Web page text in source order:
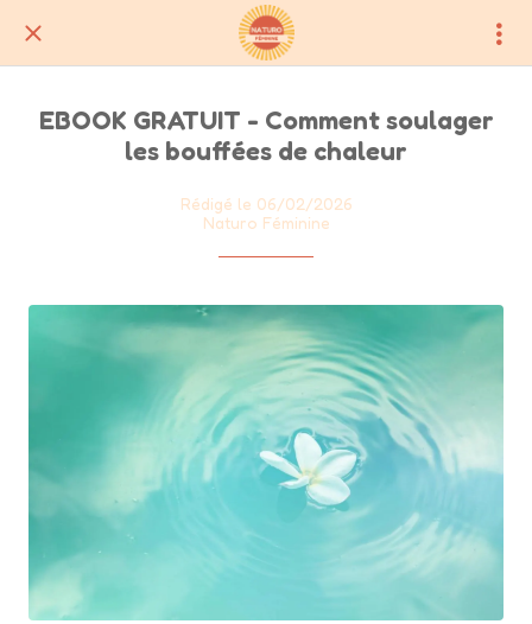
EBOOK GRATUIT - Comment soulager
les bouffées de chaleur
Rédigé le 06/02/2026
Naturo Féminine